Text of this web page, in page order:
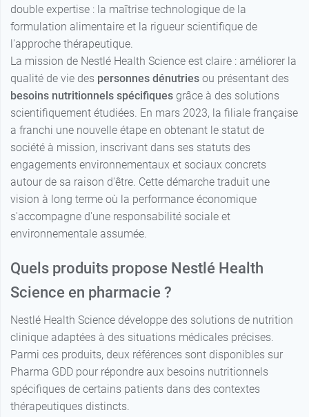
double expertise : la maîtrise technologique de la
formulation alimentaire et la rigueur scientifique de
l'approche thérapeutique.
La mission de Nestlé Health Science est claire : améliorer la
qualité de vie des personnes dénutries ou présentant des
besoins nutritionnels spécifiques grâce à des solutions
scientifiquement étudiées. En mars 2023, la filiale française
a franchi une nouvelle étape en obtenant le statut de
société à mission, inscrivant dans ses statuts des
engagements environnementaux et sociaux concrets
autour de sa raison d'être. Cette démarche traduit une
vision à long terme où la performance économique
s'accompagne d'une responsabilité sociale et
environnementale assumée.
Quels produits propose Nestlé Health
Science en pharmacie ?
Nestlé Health Science développe des solutions de nutrition
clinique adaptées à des situations médicales précises.
Parmi ces produits, deux références sont disponibles sur
Pharma GDD pour répondre aux besoins nutritionnels
spécifiques de certains patients dans des contextes
thérapeutiques distincts.